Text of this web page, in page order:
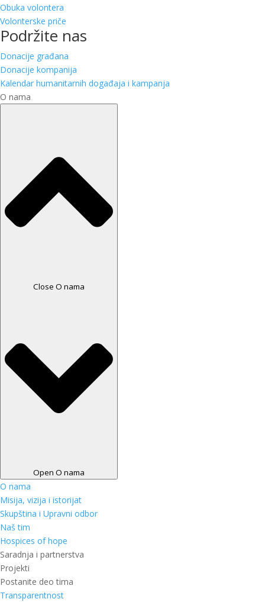
Obuka volontera
Volonterske priče
Podržite nas
Donacije građana
Donacije kompanija
Kalendar humanitarnih događaja i kampanja
O nama
Close O nama
Open O nama
O nama
Misija, vizija i istorijat
Skupština i Upravni odbor
Naš tim
Hospices of hope
Saradnja i partnerstva
Projekti
Postanite deo tima
Transparentnost